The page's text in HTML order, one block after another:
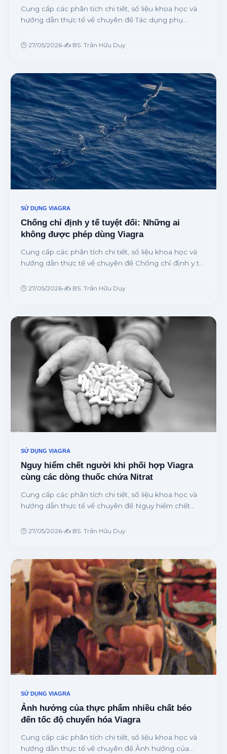
Cung cấp các phân tích chi tiết, số liệu khoa học và
hướng dẫn thực tế về chuyên đề Tác dụng phụ
chỗ từ chuyên gia.
🕒 27/05/2026•✍️ BS. Trần Hữu Duy
SỬ DỤNG VIAGRA
Chống chỉ định y tế tuyệt đối: Những ai
không được phép dùng Viagra
Cung cấp các phân tích chi tiết, số liệu khoa học và
hướng dẫn thực tế về chuyên đề Chống chỉ định y tế
chuyên gia.
🕒 27/05/2026•✍️ BS. Trần Hữu Duy
SỬ DỤNG VIAGRA
Nguy hiểm chết người khi phối hợp Viagra
cùng các dòng thuốc chứa Nitrat
Cung cấp các phân tích chi tiết, số liệu khoa học và
hướng dẫn thực tế về chuyên đề Nguy hiểm chết
Nitrat từ chuyên gia.
🕒 27/05/2026•✍️ BS. Trần Hữu Duy
SỬ DỤNG VIAGRA
Ảnh hưởng của thực phẩm nhiều chất béo
đến tốc độ chuyển hóa Viagra
Cung cấp các phân tích chi tiết, số liệu khoa học và
hướng dẫn thực tế về chuyên đề Ảnh hưởng của